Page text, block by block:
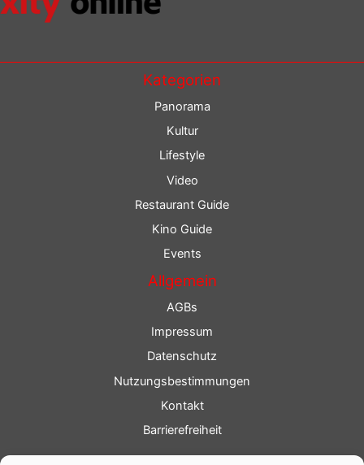
Kategorien
Panorama
Kultur
Lifestyle
Video
Restaurant Guide
Kino Guide
Events
Allgemein
AGBs
Impressum
Datenschutz
Nutzungsbestimmungen
Kontakt
Barrierefreiheit